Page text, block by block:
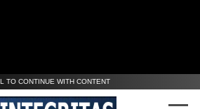
TO CONTINUE WITH CONTENT